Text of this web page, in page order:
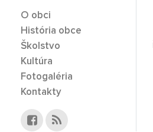
O obci
História obce
Školstvo
Kultúra
Fotogaléria
Kontakty